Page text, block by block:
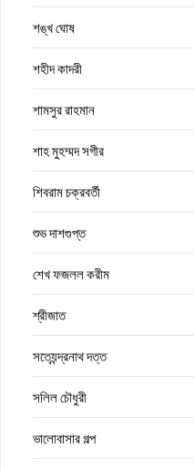
শঙ্খ ঘোষ
শহীদ কাদরী
শামসুর রাহমান
শাহ মুহম্মদ সগীর
শিবরাম চক্রবর্তী
শুভ দাশগুপ্ত
শেখ ফজলল করীম
শ্রীজাত
সত্যেন্দ্রনাথ দত্ত
সলিল চৌধুরী
ভালোবাসার গল্প